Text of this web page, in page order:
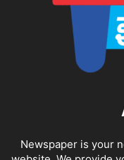
Newspaper is your